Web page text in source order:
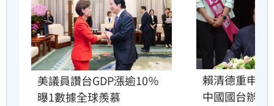
美議員讚台GDP漲逾10％
曝1數據全球羨慕
賴清德重申
中國國台辦跳